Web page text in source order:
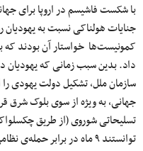
با شکست فاشیسم در اروپا برای
جنایات هولناکی نسبت به یهودیان
کمونیست‌ها خواستار آن بودند که
داد. بدین سبب زمانی که یهودیان
سازمان ملل، تشکیل دولت یهودی
جهانی، به ویژه از سوی بلوک شرق
تسلیحاتی شوروی (از طریق
توانستند ۹ ماه در برابر حمله‌ی نظامی ‌پنج کشور عربی مقاومت کنند.